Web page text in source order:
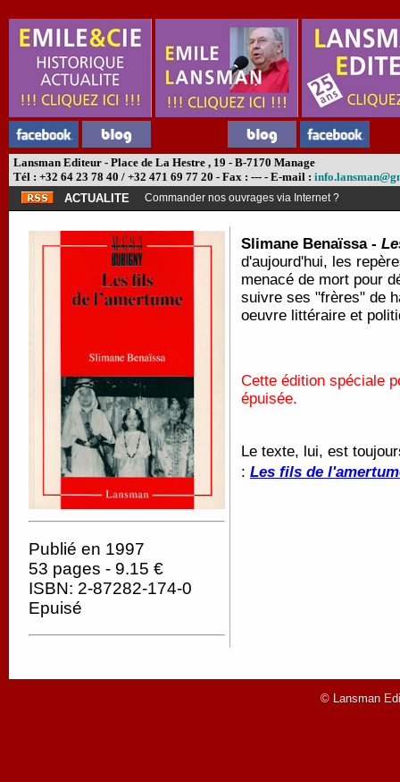
Lansman Editeur - Place de La Hestre , 19 - B-7170 Manage
Tél : +32 64 23 78 40 / +32 471 69 77 20 - Fax : --- - E-mail :
ACTUALITE
Commander nos ouvrages via Internet ?
Publié en 1997
53 pages - 9.15 €
ISBN: 2-87282-174-0
Epuisé
Slimane Benaïssa -
d'aujourd'hui, les
menacé de mort pour
suivre ses "frères" de
oeuvre littéraire et
Cette édition spéciale
épuisée.
Le texte, lui, est
: Les fils de
© Lansman